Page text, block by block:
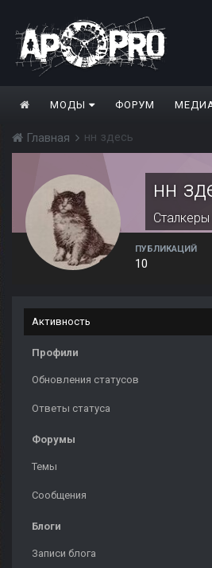
МОДЫ ФОРУМ
Главная нн здесь
нн
Сталкеры
ПУБЛИКАЦИЙ
10
Активность
Профили
Обновления статусов
Ответы статуса
Форумы
Темы
Сообщения
Блоги
Записи блога